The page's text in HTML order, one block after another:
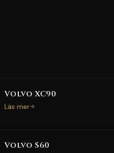
Volvo XC90
Läs mer
Volvo S60